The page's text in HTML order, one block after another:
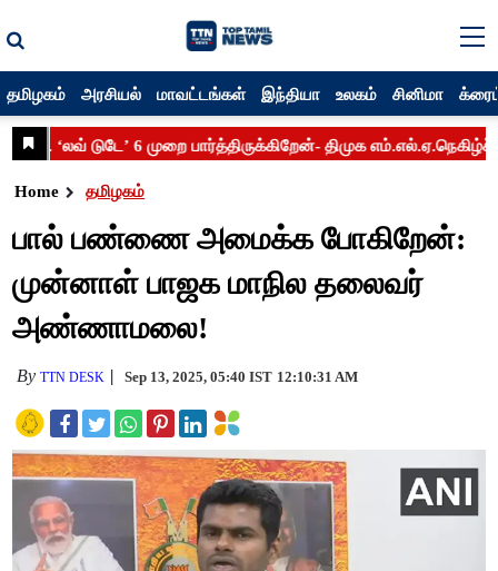
தமிழகம் அரசியல் மாவட்டங்கள் இந்தியா உலகம் சினிமா
Home தமிழகம்
பால் பண்ணை அமைக்க போகிறேன்:
முன்னாள் பாஜக மாநில தலைவர்
அண்ணாமலை!
ByTTN DESK Sep 13, 2025, 05:40 IST 12:10:31 AM